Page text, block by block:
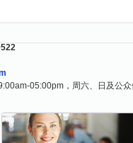
05:00pm，周六、日及公